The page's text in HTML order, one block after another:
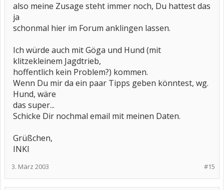
also meine Zusage steht immer noch, Du hattest das
ja
schonmal hier im Forum anklingen lassen.
Ich würde auch mit Göga und Hund (mit
klitzekleinem Jagdtrieb,
hoffentlich kein Problem?) kommen.
Wenn Du mir da ein paar Tipps geben könntest, wg.
Hund, wäre
das super...
Schicke Dir nochmal email mit meinen Daten.
Grüßchen,
INKI
#15
3. März 2003